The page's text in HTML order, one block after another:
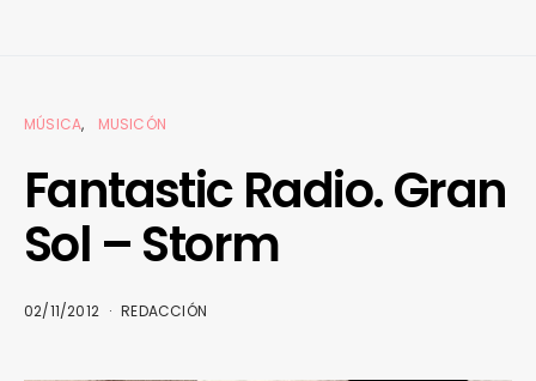
MÚSICA MUSICÓN
Fantastic Radio. Gran
Sol – Storm
02/11/2012 REDACCIÓN